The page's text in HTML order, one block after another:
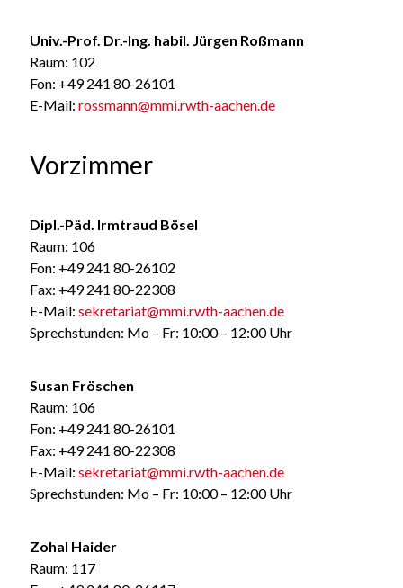
Univ.-Prof. Dr.-Ing. habil. Jürgen Roßmann
Raum: 102
Fon: +49 241 80-26101
E-Mail: rossmann@mmi.rwth-aachen.de
Vorzimmer
Dipl.-Päd. Irmtraud Bösel
Raum: 106
Fon: +49 241 80-26102
Fax: +49 241 80-22308
E-Mail: sekretariat@mmi.rwth-aachen.de
Sprechstunden: Mo – Fr: 10:00 – 12:00 Uhr
Susan Fröschen
Raum: 106
Fon: +49 241 80-26101
Fax: +49 241 80-22308
E-Mail: sekretariat@mmi.rwth-aachen.de
Sprechstunden: Mo – Fr: 10:00 – 12:00 Uhr
Zohal Haider
Raum: 117